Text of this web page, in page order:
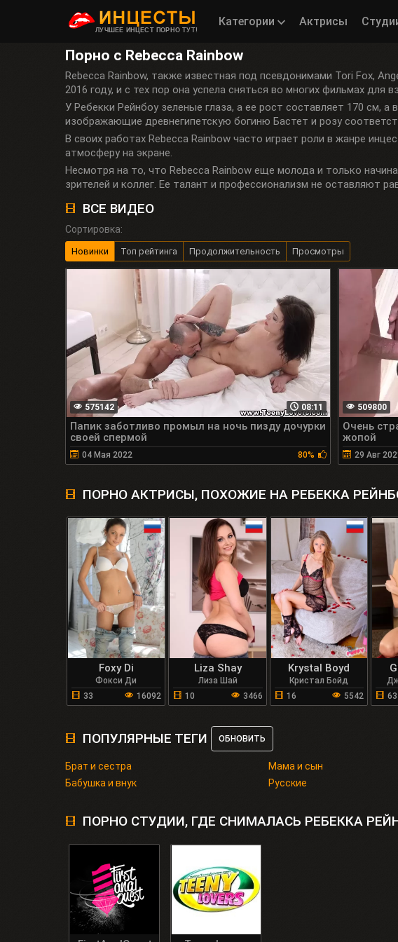
ЛУЧШЕЕ ИНЦЕСТ ПОРНО ТУТ!
Категории Актрисы
Порно с Rebecca Rainbow
Rebecca Rainbow, также известная под псевдонимами Tori Fox,
2016 году, и с тех пор она успела сняться во многих фильмах для
У Ребекки Рейнбоу зеленые глаза, а ее рост составляет 170 см,
изображающие древнегипетскую богиню Бастет и розу
В своих работах Rebecca Rainbow часто играет роли в жанре
атмосферу на экране.
Несмотря на то, что Rebecca Rainbow еще молода и только
зрителей и коллег. Ее талант и профессионализм не оставляют
ВСЕ ВИДЕО
Сортировка:
Новинки Топ рейтинга Продолжительность Просмотры
08:11
575142
Папик заботливо промыл на ночь пизду дочурки
своей спермой
04 Мая 2022 80%
509800
Очень
жопой
29 Авг
ПОРНО АКТРИСЫ, ПОХОЖИЕ НА РЕБЕККА
Foxy Di
Фокси Ди
33
16092
Liza Shay
Лиза Шай
10
3466
Krystal Boyd
Кристал Бойд
16
5542
63
ПОПУЛЯРНЫЕ ТЕГИ ОБНОВИТЬ
Брат и сестра Мама и сын
Бабушка и внук
Русские
ПОРНО СТУДИИ, ГДЕ СНИМАЛАСЬ РЕБЕККА